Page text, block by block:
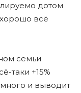
дотом
всë
семьи
таки +15%
и выводит